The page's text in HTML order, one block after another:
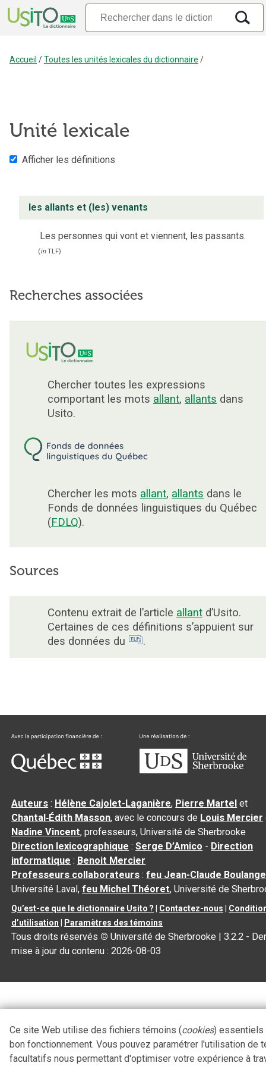
Accueil /Toutes les unités lexicales du dictionnaire /
Unité lexicale
Afficher les définitions
les allants et (les) venants
Les personnes qui vont et viennent, les passants.
(inTLF)
Recherches associées
Chercher toutes les expressions
comportant les mots allant, allants dans
Usito.
Chercher les mots allant, allants dans le
Fonds de données linguistiques du Québec
(FDLQ).
Sources
Contenu extrait de l’article allant d’Usito.
Certaines de ces définitions s’appuient sur
des données du
.
Auteurs : Hélène Cajolet-Laganière, Pierre Martel et
Chantal‑Édith Masson, avec le concours de Louis Mercier
Nadine Vincent, professeurs, Université de Sherbrooke
Direction lexicographique :Serge D’Amico - Direction
informatique : Benoit Mercier
Professeurs collaborateurs :feu Jean-Claude
Université Laval,feu Michel Théoret, Université de
Qu’est-ce que le dictionnaire Usito ? Contactez-nous
d’utilisation
Paramètres des témoins
Tous droits réservés © Université de Sherbrooke |3.2.2 -
mise à jour du contenu :2026-08-03
Ce site Web utilise des fichiers témoins (cookies) essentiels
bon fonctionnement. Vous pouvez paramétrer l'utilisation de
facultatifs nous permettant d'optimiser votre expérience à